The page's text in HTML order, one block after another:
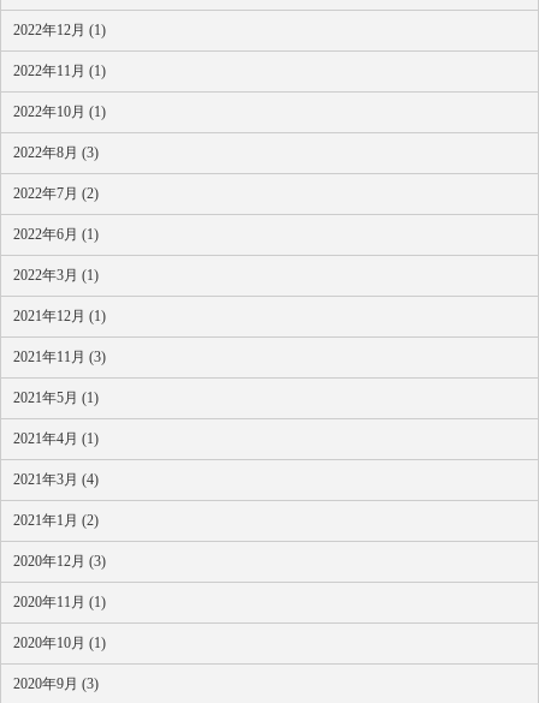
2022年12月 (1)
2022年11月 (1)
2022年10月 (1)
2022年8月 (3)
2022年7月 (2)
2022年6月 (1)
2022年3月 (1)
2021年12月 (1)
2021年11月 (3)
2021年5月 (1)
2021年4月 (1)
2021年3月 (4)
2021年1月 (2)
2020年12月 (3)
2020年11月 (1)
2020年10月 (1)
2020年9月 (3)